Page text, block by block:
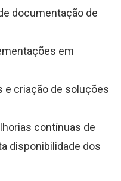
documentação de
em
e criação de soluções
contínuas de
disponibilidade dos